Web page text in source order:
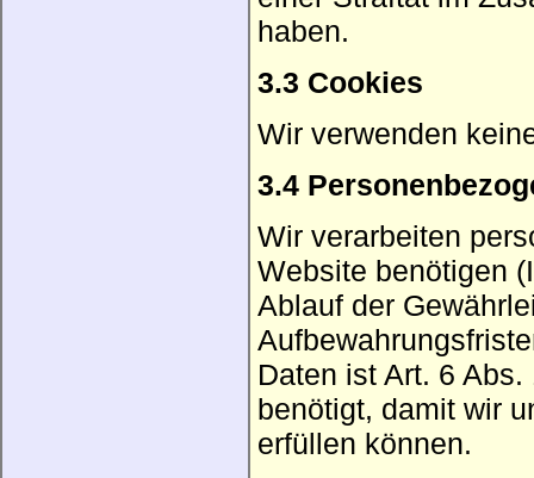
haben.
3.3 Cookies
Wir verwenden
3.4
Wir verarbeiten
Website benötigen
Ablauf der
Daten ist Art. 6
benötigt, damit wir
erfüllen können.